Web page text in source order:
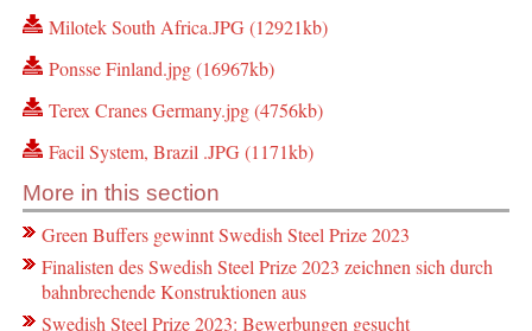
Milotek South Africa.JPG (12921kb)
Ponsse Finland.jpg (16967kb)
Terex Cranes Germany.jpg (4756kb)
Facil System, Brazil .JPG (1171kb)
More in this section
Green Buffers gewinnt Swedish Steel Prize 2023
Finalisten des Swedish Steel Prize 2023 zeichnen sich durch
bahnbrechende Konstruktionen aus
Swedish Steel Prize 2023: Bewerbungen gesucht